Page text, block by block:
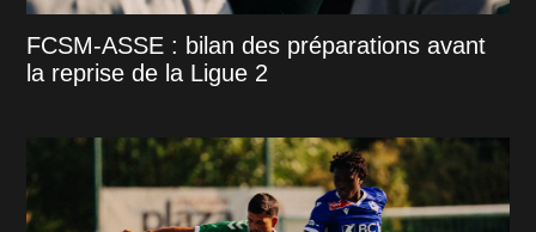
FCSM-ASSE : bilan des préparations avant
la reprise de la Ligue 2